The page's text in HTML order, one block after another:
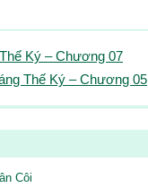
Ký – Chương 07
Thế Ký – Chương 05
Côi